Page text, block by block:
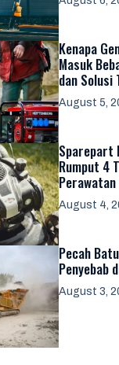
Kenapa
Masuk
dan Solusi
August 5,
Sparepart
Rumput 4
Perawatan
August 4,
Pecah
Penyebab
August 3,